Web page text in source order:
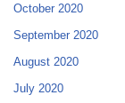
October 2020
September 2020
August 2020
July 2020